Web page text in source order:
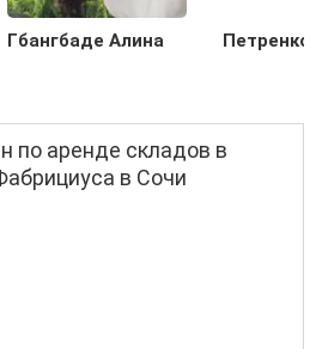
Гбангбаде Алина Петренко
по аренде складов в
в Сочи